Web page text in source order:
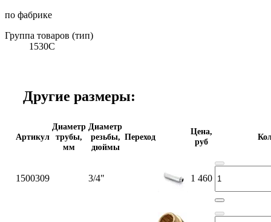
по фабрике
Группа товаров (тип)
1530C
Другие размеры:
Артикул
Диаметр
трубы,
мм
Диаметр
резьбы,
дюймы
Переход
Цена,
руб
1500309 3/4" 1 460